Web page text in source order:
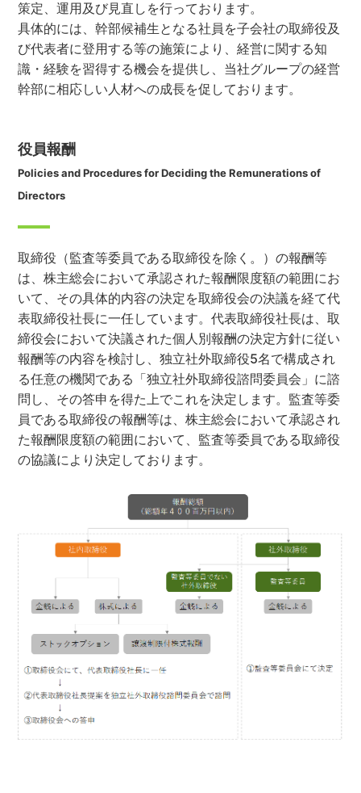
策定、運用及び見直しを行っております。
具体的には、幹部候補生となる社員を子会社の取締役及
び代表者に登用する等の施策により、経営に関する知
識・経験を習得する機会を提供し、当社グループの経営
幹部に相応しい人材への成長を促しております。
役員報酬
Policies and Procedures for Deciding the Remunerations of
Directors
取締役（監査等委員である取締役を除く。）の報酬等
は、株主総会において承認された報酬限度額の範囲にお
いて、その具体的内容の決定を取締役会の決議を経て代
表取締役社長に一任しています。代表取締役社長は、取
締役会において決議された個人別報酬の決定方針に従い
報酬等の内容を検討し、独立社外取締役5名で構成され
る任意の機関である「独立社外取締役諮問委員会」に諮
問し、その答申を得た上でこれを決定します。監査等委
員である取締役の報酬等は、株主総会において承認され
た報酬限度額の範囲において、監査等委員である取締役
の協議により決定しております。